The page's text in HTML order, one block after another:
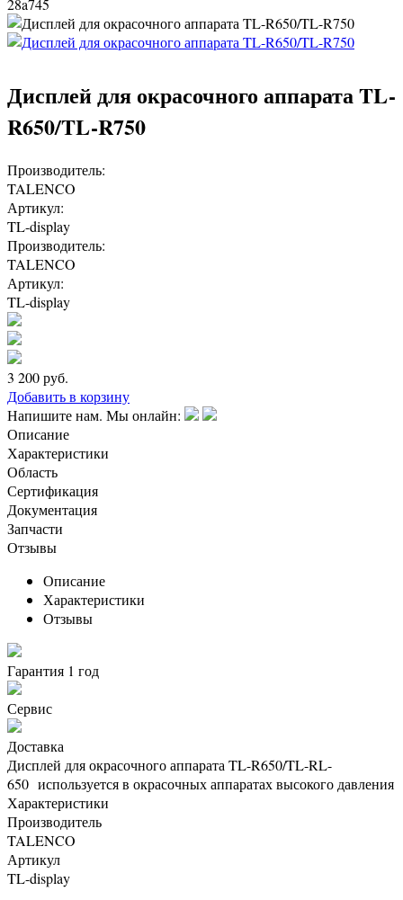
28a745
Дисплей для окрасочного аппарата TL-
R650/TL-R750
Производитель:
TALENCO
Артикул:
TL-display
Производитель:
TALENCO
Артикул:
TL-display
3 200руб.
Добавить в корзину
Напишите нам. Мы онлайн:
Описание
Характеристики
Область
Сертификация
Документация
Запчасти
Отзывы
Описание
Характеристики
Отзывы
Гарантия 1 год
Сервис
Доставка
Дисплей для окрасочного аппарата TL-R650/TL-RL-
650 используется в окрасочных аппаратах высокого давления
Характеристики
Производитель
TALENCO
Артикул
TL-display